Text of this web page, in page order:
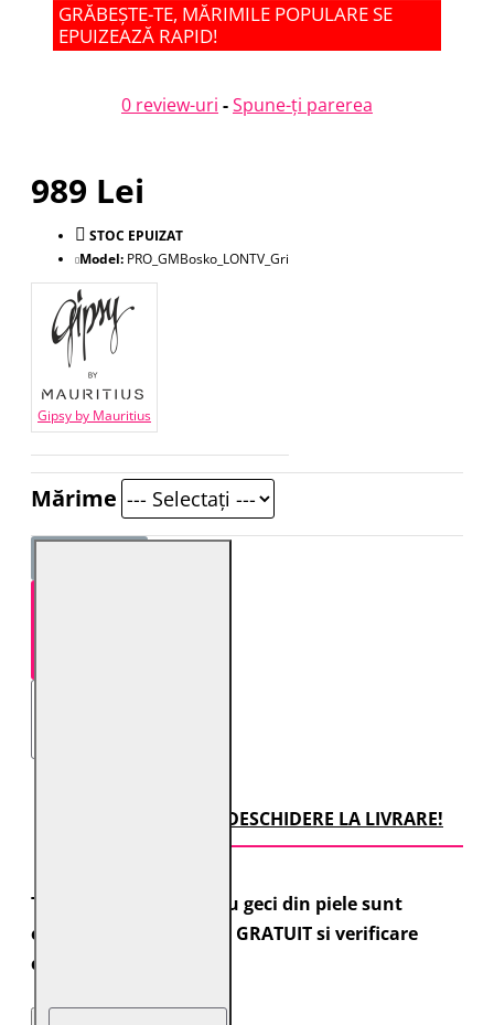
GRĂBEȘTE-TE, MĂRIMILE POPULARE SE
EPUIZEAZĂ RAPID!
0 review-uri -Spune-ţi parerea
989 Lei
STOC EPUIZAT
Model: PRO_GMBosko_LONTV_Gri
Gipsy by Mauritius
Mărime
TRANSPORT CU DESCHIDERE LA LIVRARE!
Toate comenzile pentru geci din piele sunt
expediate cu transport GRATUIT si verificare
colet.